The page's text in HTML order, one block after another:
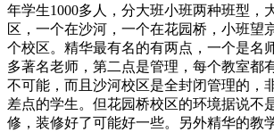
年学生1000多人，分大班小班两种班型，
区，一个在沙河，一个在花园桥，小班望
个校区。精华最有名的有两点，一个是名
多著名老师，第二点是管理，每个教室都
不可能，而且沙河校区是全封闭管理的，
差点的学生。但花园桥校区的环境据说不
修，装修好了可能好一些。另外精华的教